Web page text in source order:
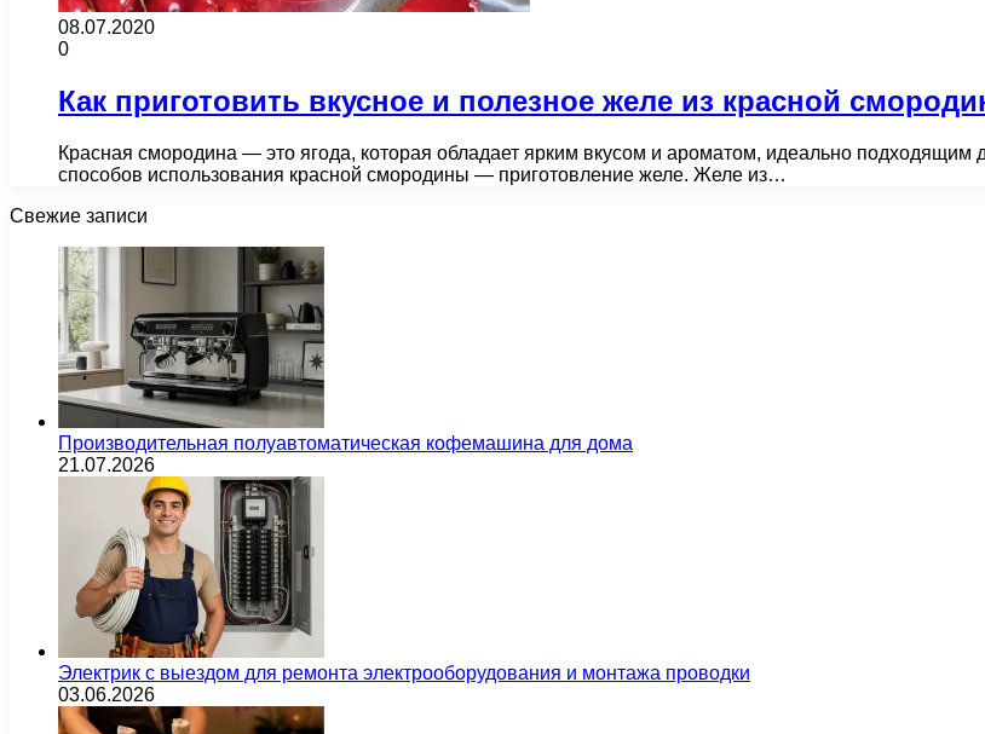
08.07.2020
0
Как приготовить вкусное и полезное желе из красной
Красная смородина — это ягода, которая обладает ярким вкусом и ароматом, идеально
способов использования красной смородины — приготовление желе. Желе из…
Свежие записи
Производительная полуавтоматическая кофемашина для дома
21.07.2026
Электрик с выездом для ремонта электрооборудования и монтажа проводки
03.06.2026